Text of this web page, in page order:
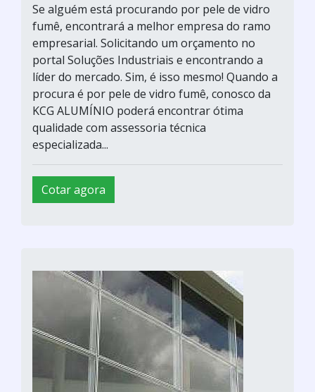
Se alguém está procurando por pele de vidro
fumê, encontrará a melhor empresa do ramo
empresarial. Solicitando um orçamento no
portal Soluções Industriais e encontrando a
líder do mercado. Sim, é isso mesmo! Quando a
procura é por pele de vidro fumê, conosco da
KCG ALUMÍNIO poderá encontrar ótima
qualidade com assessoria técnica
especializada...
Cotar agora